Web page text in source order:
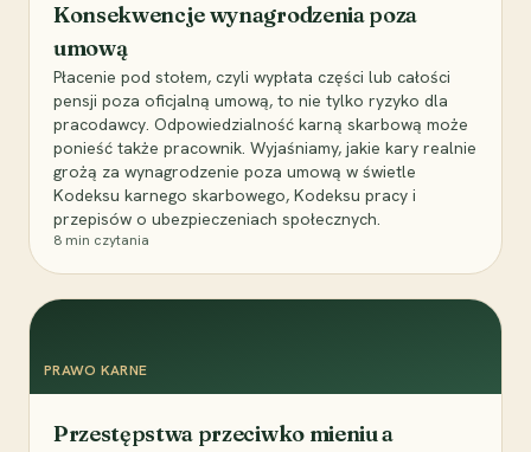
Konsekwencje wynagrodzenia poza
umową
Płacenie pod stołem, czyli wypłata części lub całości
pensji poza oficjalną umową, to nie tylko ryzyko dla
pracodawcy. Odpowiedzialność karną skarbową może
ponieść także pracownik. Wyjaśniamy, jakie kary realnie
grożą za wynagrodzenie poza umową w świetle
Kodeksu karnego skarbowego, Kodeksu pracy i
przepisów o ubezpieczeniach społecznych.
8 min czytania
PRAWO KARNE
Przestępstwa przeciwko mieniu a